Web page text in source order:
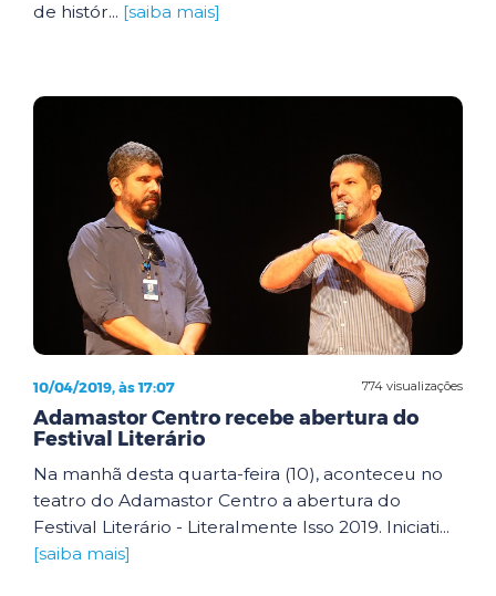
de histór... [saiba mais]
774 visualizações
10/04/2019, às 17:07
Adamastor Centro recebe abertura do
Festival Literário
Na manhã desta quarta-feira (10), aconteceu no
teatro do Adamastor Centro a abertura do
Festival Literário - Literalmente Isso 2019. Iniciati...
[saiba mais]